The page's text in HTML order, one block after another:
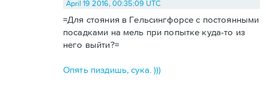
April 19 2016, 00:35:09 UTC
=Для стояния в Гельсингфорсе с постоянными
посадками на мель при попытке куда-то из
него выйти?=
Опять пиздишь, сука. )))